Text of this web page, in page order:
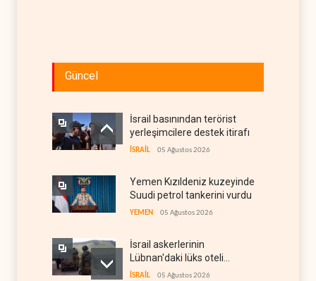
Güncel
İsrail basınından terörist
yerleşimcilere destek itirafı
İSRAİL 05 Ağustos 2026
Yemen Kızıldeniz kuzeyinde
Suudi petrol tankerini vurdu
YEMEN 05 Ağustos 2026
İsrail askerlerinin
Lübnan'daki lüks oteli
yağmaladığı ortaya çıktı
İSRAİL 05 Ağustos 2026